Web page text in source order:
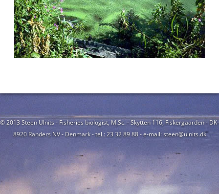
© 2013 Steen Ulnits - Fisheries biologist, M.Sc. - Skytten 116, Fiskergaarden - DK-
8920 Randers NV - Denmark - tel.: 23 32 89 88 - e-mail: steen@ulnits.dk